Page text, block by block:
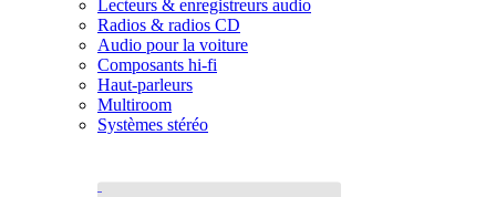
Lecteurs & enregistreurs audio
Radios & radios CD
Audio pour la voiture
Composants hi-fi
Haut-parleurs
Multiroom
Systèmes stéréo